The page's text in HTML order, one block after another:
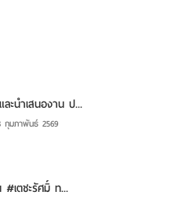
ละนำเสนองาน ป...
กุมภาพันธ์ 2569
#เตชะรัศมิ์ ท...